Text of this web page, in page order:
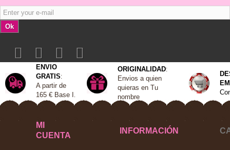
Ok
ENVIO
GRATIS:
A partir de
165 € Base I
ORIGINALIDAD:
Envios a quien
quieras en Tu
nombre
MI
CUENTA
INFORMACIÓN